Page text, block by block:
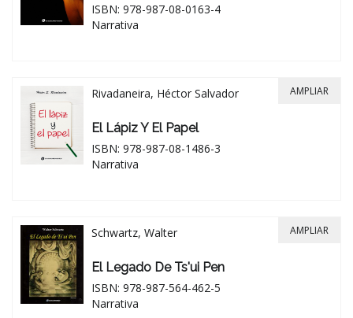
ISBN: 978-987-08-0163-4
Narrativa
Rivadaneira, Héctor Salvador
El Lápiz Y El Papel
ISBN: 978-987-08-1486-3
Narrativa
AMPLIAR
Schwartz, Walter
El Legado De Ts'ui Pen
ISBN: 978-987-564-462-5
Narrativa
AMPLIAR